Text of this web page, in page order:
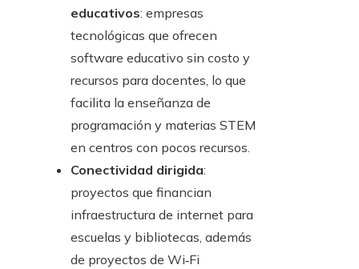
educativos: empresas
tecnológicas que ofrecen
software educativo sin costo y
recursos para docentes, lo que
facilita la enseñanza de
programación y materias STEM
en centros con pocos recursos.
Conectividad dirigida:
proyectos que financian
infraestructura de internet para
escuelas y bibliotecas, además
de proyectos de Wi‑Fi